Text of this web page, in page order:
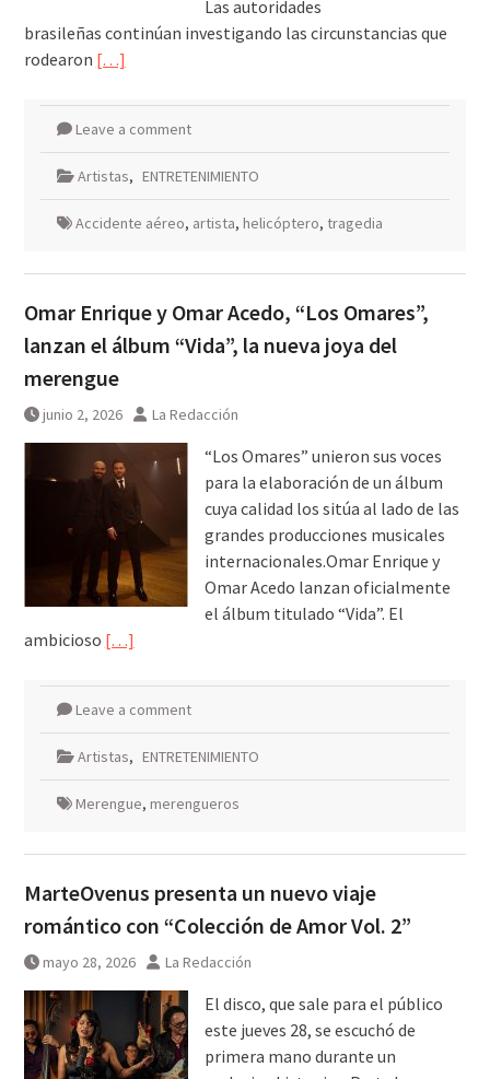
Las autoridades
brasileñas continúan investigando las circunstancias que
rodearon […]
Leave a comment
Artistas, ENTRETENIMIENTO
Accidente aéreo, artista, helicóptero, tragedia
Omar Enrique y Omar Acedo, “Los Omares”,
lanzan el álbum “Vida”, la nueva joya del
merengue
junio 2, 2026 La Redacción
“Los Omares” unieron sus voces
para la elaboración de un álbum
cuya calidad los sitúa al lado de las
grandes producciones musicales
internacionales.Omar Enrique y
Omar Acedo lanzan oficialmente
el álbum titulado “Vida”. El
ambicioso […]
Leave a comment
Artistas, ENTRETENIMIENTO
Merengue, merengueros
MarteOvenus presenta un nuevo viaje
romántico con “Colección de Amor Vol. 2”
mayo 28, 2026 La Redacción
El disco, que sale para el público
este jueves 28, se escuchó de
primera mano durante un